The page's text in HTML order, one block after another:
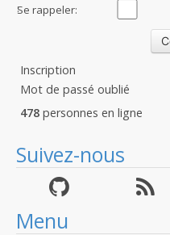
:Se rappeler:
Inscription
Mot de passé oublié
478 personnes en ligne
Suivez-nous
Menu